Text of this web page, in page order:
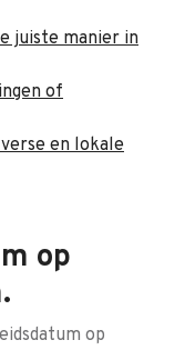
juiste manier in
of
en lokale
op
op